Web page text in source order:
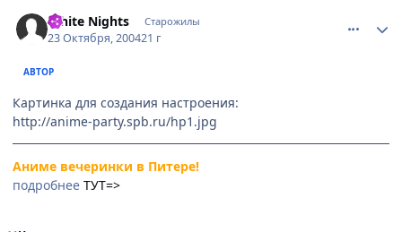
White Nights Старожилы
23 Октября, 200421 г
АВТОР
Картинка для создания настроения:
http://anime-party.spb.ru/hp1.jpg
Аниме вечеринки в Питере!
подробнее ТУТ=>